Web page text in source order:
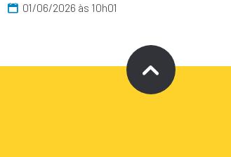
01/06/2026 às 10h01